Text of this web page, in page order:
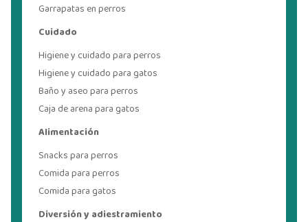
Garrapatas en perros
Cuidado
Higiene y cuidado para perros
Higiene y cuidado para gatos
Baño y aseo para perros
Caja de arena para gatos
Alimentación
Snacks para perros
Comida para perros
Comida para gatos
Diversión y adiestramiento